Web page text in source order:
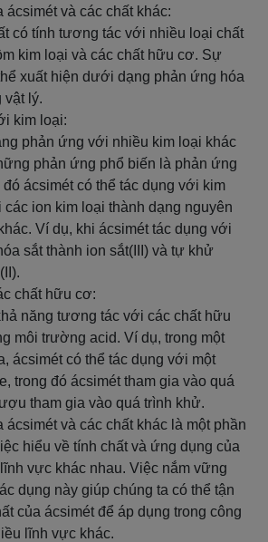
và các chất khác:
có tính tương tác với nhiều loại chất
kim loại và các chất hữu cơ. Sự
xuất hiện dưới dạng phản ứng hóa
vật lý.
kim loại:
phản ứng với nhiều kim loại khác
phản ứng phổ biến là phản ứng
ácsimét có thể tác dụng với kim
các ion kim loại thành dạng nguyên
Ví dụ, khi ácsimét tác dụng với
sắt thành ion sắt(III) và tự khử
chất hữu cơ:
năng tương tác với các chất hữu
môi trường acid. Ví dụ, trong một
ácsimét có thể tác dụng với một
trong đó ácsimét tham gia vào quá
tham gia vào quá trình khử.
và các chất khác là một phần
hiểu về tính chất và ứng dụng của
vực khác nhau. Việc nắm vững
dụng này giúp chúng ta có thể tận
của ácsimét để áp dụng trong công
lĩnh vực khác.